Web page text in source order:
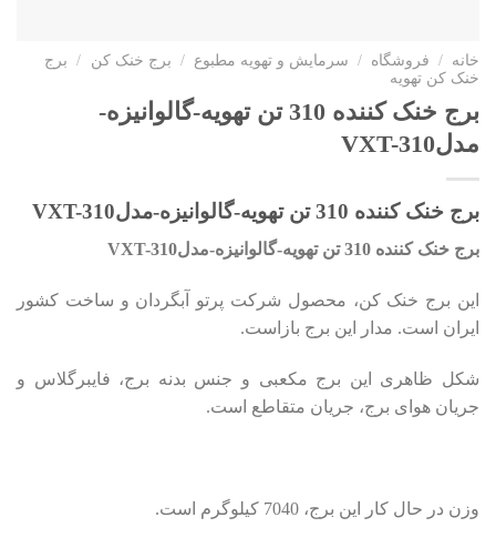
خانه / فروشگاه / سرمایش و تهویه مطبوع / برج خنک کن /
برج
خنک کن تهویه
برج خنک کننده 310 تن تهویه-گالوانیزه-
مدلVXT-310
برج خنک کننده 310 تن تهویه-گالوانیزه-مدلVXT-310
برج خنک کننده 310 تن تهویه-گالوانیزه-مدل VXT-310
این برج خنک کن، محصول شرکت پرتو آبگردان و ساخت کشور
ایران است. مدار این برج بازاست.
شکل ظاهری این برج مکعبی و جنس بدنه برج، فایبرگلاس و
جریان هوای برج، جریان متقاطع است.
وزن در حال کار این برج، 7040 کیلوگرم است.